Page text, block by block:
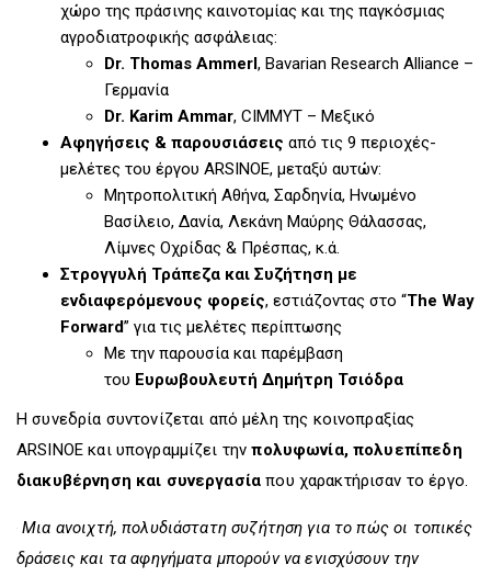
χώρο της πράσινης καινοτομίας και της παγκόσμιας
αγροδιατροφικής ασφάλειας:
Dr. Thomas Ammerl, Bavarian Research Alliance –
Γερμανία
Dr. Karim Ammar, CIMMYT – Μεξικό
Αφηγήσεις & παρουσιάσεις από τις 9 περιοχές-
μελέτες του έργου ARSINOE, μεταξύ αυτών:
Μητροπολιτική Αθήνα, Σαρδηνία, Ηνωμένο
Βασίλειο, Δανία, Λεκάνη Μαύρης Θάλασσας,
Λίμνες Οχρίδας & Πρέσπας, κ.ά.
Στρογγυλή Τράπεζα και Συζήτηση με
ενδιαφερόμενους φορείς, εστιάζοντας στο “The Way
Forward” για τις μελέτες περίπτωσης
Με την παρουσία και παρέμβαση
του Ευρωβουλευτή Δημήτρη Τσιόδρα
Η συνεδρία συντονίζεται από μέλη της κοινοπραξίας
ARSINOE και υπογραμμίζει τηνπολυφωνία, πολυεπίπεδη
διακυβέρνηση και συνεργασία που χαρακτήρισαν το έργο.
Μια ανοιχτή, πολυδιάστατη συζήτηση για το πώς οι τοπικές
δράσεις και τα αφηγήματα μπορούν να ενισχύσουν την